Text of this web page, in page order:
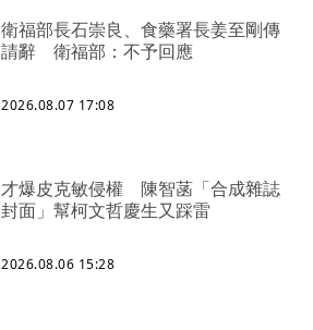
衛福部長石崇良、食藥署長姜至剛傳
請辭 衛福部：不予回應
2026.08.07 17:08
才爆皮克敏侵權 陳智菡「合成雜誌
封面」幫柯文哲慶生又踩雷
2026.08.06 15:28